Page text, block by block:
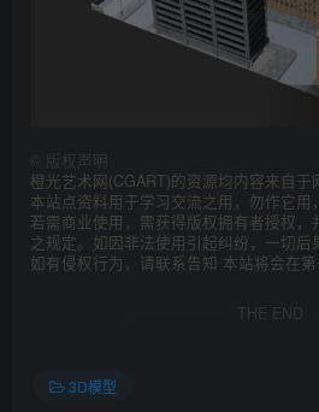
版权声明
橙光艺术网(CGART)的资源均内容来自于
本站点资料用于学习交流之用，勿作它用
若需商业使用，需获得版权拥有者授权
之规定。如因非法使用引起纠纷，一切后
如有侵权行为，请联系告知 本站将会在第
THE END
3D模型